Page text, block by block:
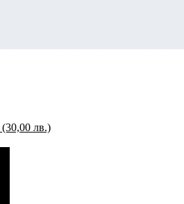
(30,00 лв.)